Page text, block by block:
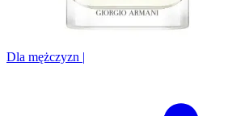
Dla mężczyzn |